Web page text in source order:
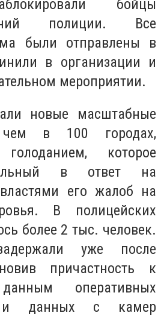
бойцы
полиции. Все
были отправлены в
в организации и
мероприятии.
новые масштабные
в 100 городах,
которое
в ответ на
его жалоб на
В полицейских
более 2 тыс. человек.
уже после
причастность к
оперативных
и данных с камер